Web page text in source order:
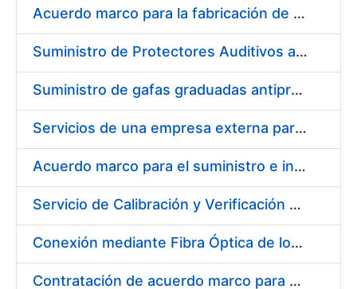
Acuerdo marco para la fabricación de piezas
Suministro de Protectores Auditivos a medida para las personas trabajadoras de los Centros de Trabajo de Madrid y Burgos
Suministro de gafas graduadas antiproyecciones para los trabajadores de la FNMT-RCM en los centros de trabajo de Madrid y Burgos
Servicios de una empresa externa para el asesoramiento y resolución de los recursos de alzada que se presentan relacionados con procesos de selección para la FNMT-RCM
Acuerdo marco para el suministro e instalación de persianas, estores y otros complementos
Servicio de Calibración y Verificación Externa de los Equipos de Medición del Servicio de Prevención de la FNMT-RCM
Conexión mediante Fibra Óptica de los Centros de Proceso de Datos (CPDs) de las sedes de la FNMT-RCM de Burgos y Madrid
Contratación de acuerdo marco para el Suministro de Material de Electricidad para la Fábrica Nacional de Moneda y Timbre-Real Casa de la Moneda en su centro de trabajo de Burgos